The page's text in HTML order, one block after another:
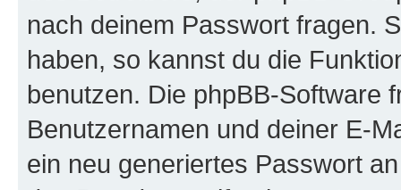
nach deinem Passwort fragen.
haben, so kannst du die
benutzen. Die phpBB-Software
Benutzernamen und deiner E-
ein neu generiertes Passwort